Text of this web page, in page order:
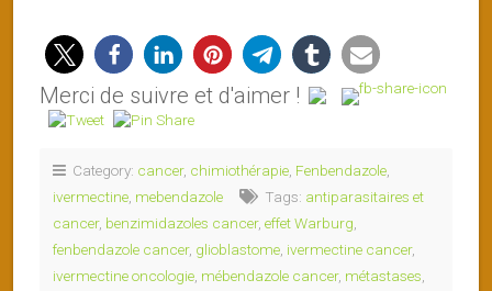
Merci de suivre et d'aimer !
Category: cancer, chimiothérapie, Fenbendazole,
ivermectine, mebendazole Tags: antiparasitaires et
cancer, benzimidazoles cancer, effet Warburg,
fenbendazole cancer, glioblastome, ivermectine cancer,
ivermectine oncologie, mébendazole cancer, métastases,